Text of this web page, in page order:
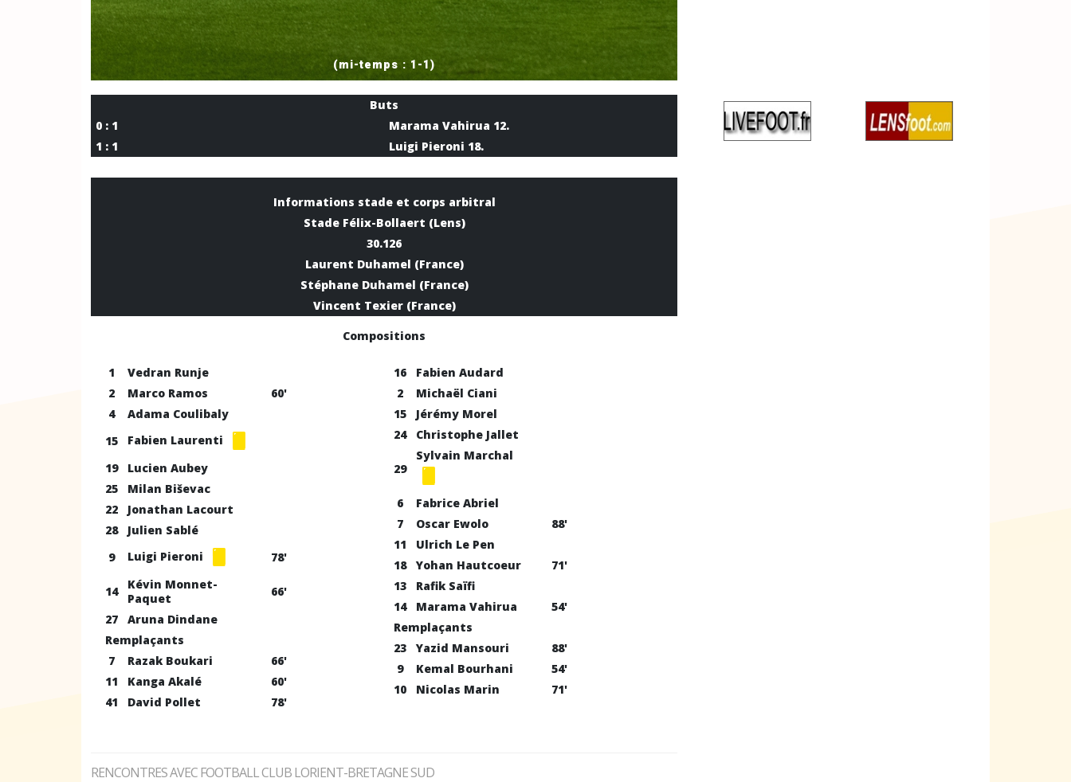
(mi-temps : 1-1)
Buts
0 : 1
Marama Vahirua 12.
1 : 1
Luigi Pieroni 18.
Informations stade et corps arbitral
Stade Félix-Bollaert (Lens)
30.126
Laurent Duhamel (France)
Stéphane Duhamel (France)
Vincent Texier (France)
Compositions
1
Vedran Runje
2
Marco Ramos
60'
4
Adama Coulibaly
15
Fabien Laurenti
19
Lucien Aubey
25
Milan Biševac
22
Jonathan Lacourt
28
Julien Sablé
9
Luigi Pieroni 78'
14
Kévin Monnet-
Paquet
66'
27
Aruna Dindane
Remplaçants
7
Razak Boukari
66'
11
Kanga Akalé
60'
41
David Pollet 78'
16
Fabien Audard
2
Michaël Ciani
15
Jérémy Morel
24
Christophe Jallet
29
Sylvain Marchal
6
Fabrice Abriel
7
Oscar Ewolo
88'
11
Ulrich Le Pen
18
Yohan Hautcoeur
71'
13
Rafik Saïfi
14
Marama Vahirua
54'
Remplaçants
23
Yazid Mansouri
88'
9
Kemal Bourhani
54'
10
Nicolas Marin 71'
RENCONTRES AVEC FOOTBALL CLUB LORIENT-BRETAGNE SUD